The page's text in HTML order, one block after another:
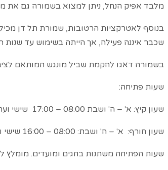
מלבד אפיק הנחל, ניתן למצוא בשמורה גם את
בנוסף לאטרקציות הרטובות, שמורת תל דן
שכבר איננה פעילה, אך הייתה בשימוש עד שנות
בשמורה דאגו להקמת שביל מונגש המותאם
שעות פתיחה:
שעון קיץ: א' – ה' ושבת 08:00 – 17:00 שישי וערבי חג: 08:00 – 16:00
שעון חורף: א' – ה' ושבת: 08:00 – 16:00 שישי וערבי חג: 08:00 – 15:00
שעות הפתיחה משתנות בחגים ומועדים. מומלץ